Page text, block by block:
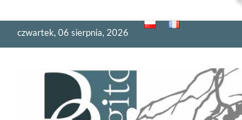
czwartek, 06 sierpnia, 2026